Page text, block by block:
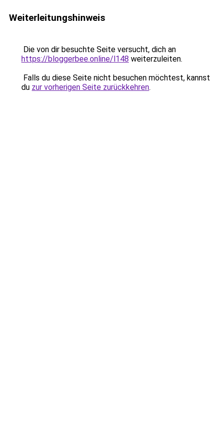
Weiterleitungshinweis
Die von dir besuchte Seite versucht, dich an
https://bloggerbee.online/l148 weiterzuleiten.
Falls du diese Seite nicht besuchen möchtest, kannst
du zur vorherigen Seite zurückkehren.